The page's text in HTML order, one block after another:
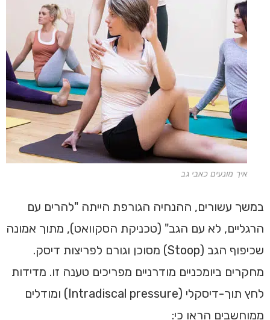
איך מונעים כאבי גב
במשך עשורים, ההנחיה הגורפת הייתה "להרים עם
הרגליים, לא עם הגב" (טכניקת הסקוואט), מתוך אמונה
שכיפוף הגב (Stoop) מסוכן וגורם לפריצות דיסק.
מחקרים ביומכניים מודרניים מפריכים טענה זו. מדידות
לחץ תוך-דיסקלי (Intradiscal pressure) ומודלים
ממוחשבים הראו כי: